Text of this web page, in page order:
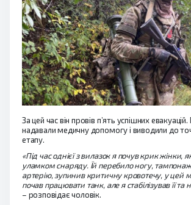
За цей час він провів п’ять успішних
надавали медичну допомогу і виводили до
етапу.
«Під час однієї з вилазок я почув крик жінки,
уламком снаряду. Їй перебило ногу,
артерію, зупинив критичну кровотечу, у цей
почав працювати танк, але я стабілізував її
– розповідає чоловік.